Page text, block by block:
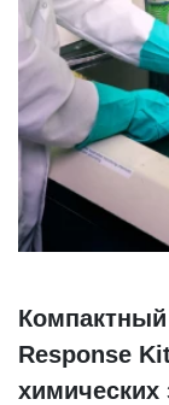
Response
химических